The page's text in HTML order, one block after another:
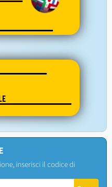
inserisci il codice di